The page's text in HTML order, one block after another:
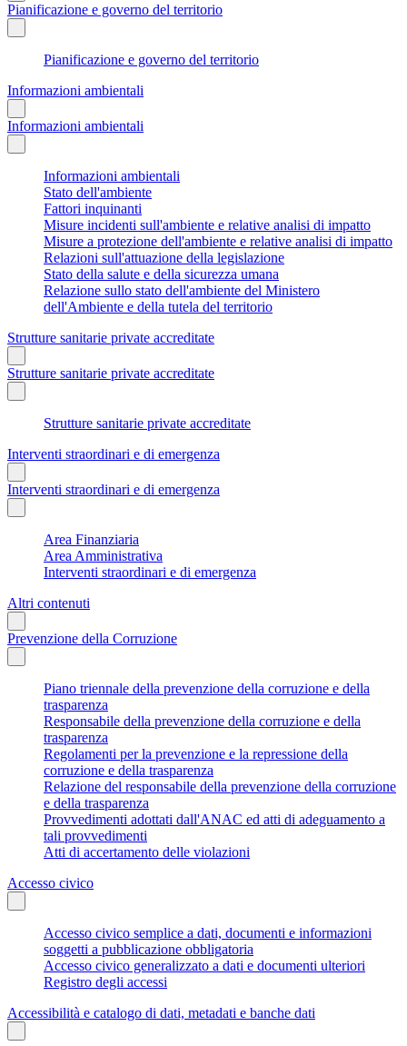
Pianificazione e governo del territorio
Pianificazione e governo del territorio
Informazioni ambientali
Informazioni ambientali
Informazioni ambientali
Stato dell'ambiente
Fattori inquinanti
Misure incidenti sull'ambiente e relative analisi di impatto
Misure a protezione dell'ambiente e relative analisi di impatto
Relazioni sull'attuazione della legislazione
Stato della salute e della sicurezza umana
Relazione sullo stato dell'ambiente del Ministero
dell'Ambiente e della tutela del territorio
Strutture sanitarie private accreditate
Strutture sanitarie private accreditate
Strutture sanitarie private accreditate
Interventi straordinari e di emergenza
Interventi straordinari e di emergenza
Area Finanziaria
Area Amministrativa
Interventi straordinari e di emergenza
Altri contenuti
Prevenzione della Corruzione
Piano triennale della prevenzione della corruzione e della
trasparenza
Responsabile della prevenzione della corruzione e della
trasparenza
Regolamenti per la prevenzione e la repressione della
corruzione e della trasparenza
Relazione del responsabile della prevenzione della corruzione
e della trasparenza
Provvedimenti adottati dall'ANAC ed atti di adeguamento a
tali provvedimenti
Atti di accertamento delle violazioni
Accesso civico
Accesso civico semplice a dati, documenti e informazioni
soggetti a pubblicazione obbligatoria
Accesso civico generalizzato a dati e documenti ulteriori
Registro degli accessi
Accessibilità e catalogo di dati, metadati e banche dati